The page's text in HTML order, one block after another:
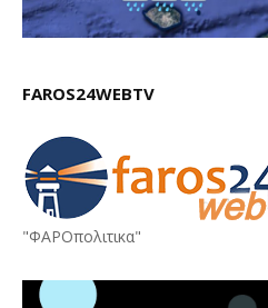
FAROS24WEBTV
"ΦΑΡΟπολιτικα"